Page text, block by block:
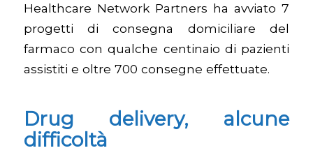
Healthcare Network Partners ha avviato 7
progetti di consegna domiciliare del
farmaco con qualche centinaio di pazienti
assistiti e oltre 700 consegne effettuate.
Drug delivery, alcune
difficoltà